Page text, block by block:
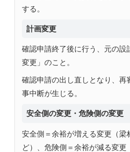
する。
計画変更
確認申請終了後に行う、元の設
変更」のこと。
確認申請の出し直しとなり、再
事中断が生じる。
安全側の変更・危険側の変更
安全側＝余裕が増える変更（梁
ど）、危険側＝余裕が減る変更